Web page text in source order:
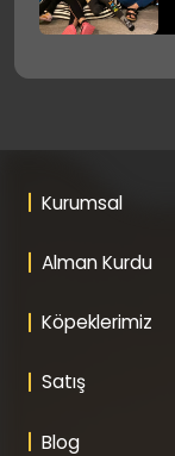
Kurumsal
Alman Kurdu
Köpeklerimiz
Satış
Blog